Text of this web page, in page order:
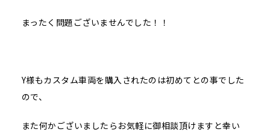
まったく問題ございませんでした！！
Y様もカスタム車両を購入されたのは初めてとの事でした
ので、
また何かございましたらお気軽に御相談頂けますと幸い